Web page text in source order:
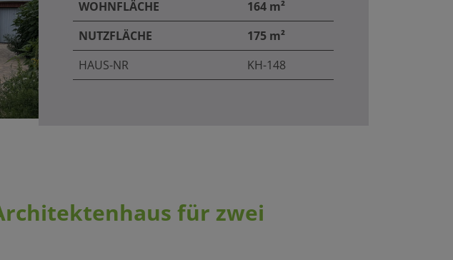
WOHNFLÄCHE
164 m²
NUTZFLÄCHE
175 m²
HAUS-NR
KH-148
für zwei